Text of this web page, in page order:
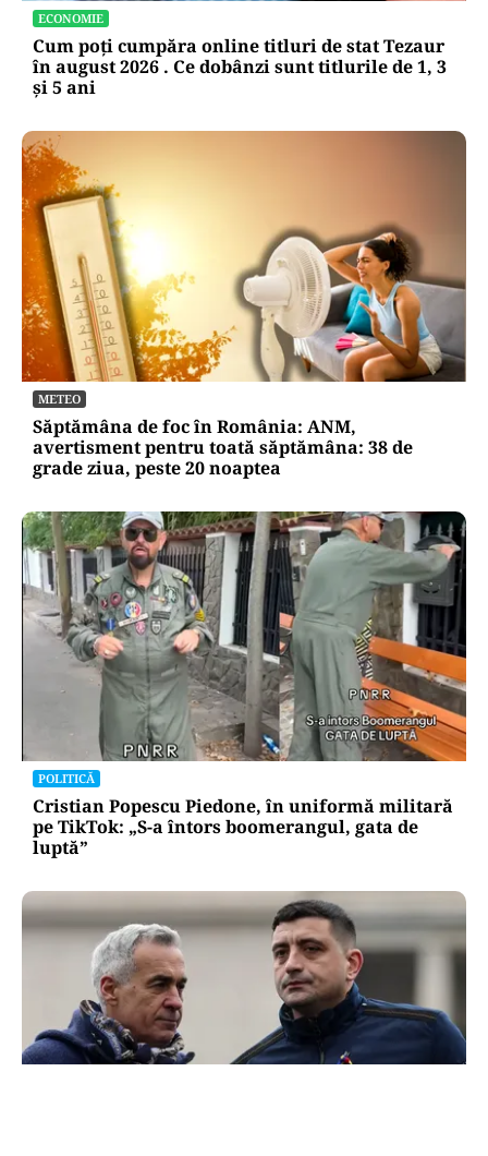
ECONOMIE
Cum poți cumpăra online titluri de stat Tezaur
în august 2026 . Ce dobânzi sunt titlurile de 1, 3
și 5 ani
METEO
Săptămâna de foc în România: ANM,
avertisment pentru toată săptămâna: 38 de
grade ziua, peste 20 noaptea
POLITICĂ
Cristian Popescu Piedone, în uniformă militară
pe TikTok: „S-a întors boomerangul, gata de
luptă”